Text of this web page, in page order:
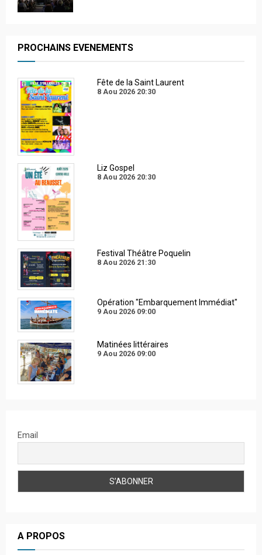
PROCHAINS EVENEMENTS
Fête de la Saint Laurent
8 Aou 2026 20:30
Liz Gospel
8 Aou 2026 20:30
Festival Théâtre Poquelin
8 Aou 2026 21:30
Opération "Embarquement Immédiat"
9 Aou 2026 09:00
Matinées littéraires
9 Aou 2026 09:00
Email
A PROPOS